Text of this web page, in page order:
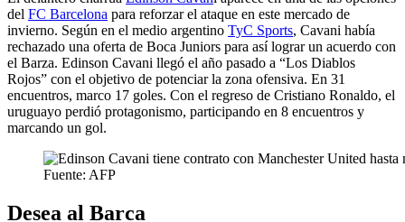
del FC Barcelona para reforzar el ataque en este mercado de
invierno. Según en el medio argentino TyC Sports, Cavani había
rechazado una oferta de Boca Juniors para así lograr un acuerdo con
el Barza. Edinson Cavani llegó el año pasado a “Los Diablos
Rojos” con el objetivo de potenciar la zona ofensiva. En 31
encuentros, marco 17 goles. Con el regreso de Cristiano Ronaldo, el
uruguayo perdió protagonismo, participando en 8 encuentros y
marcando un gol.
Fuente: AFP
Desea al Barca